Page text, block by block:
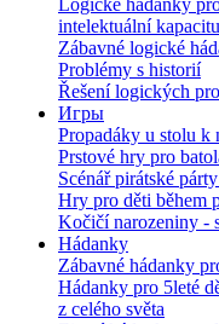
Logické hádanky
intelektuální kapacitu
Zábavné logické
Problémy s historií
Řešení logických
Игры
Propadáky u stolu k
Prstové hry pro
Scénář pirátské
Hry pro děti během
Kočičí narozeniny -
Hádanky
Zábavné hádanky
Hádanky pro 5leté
z celého světa